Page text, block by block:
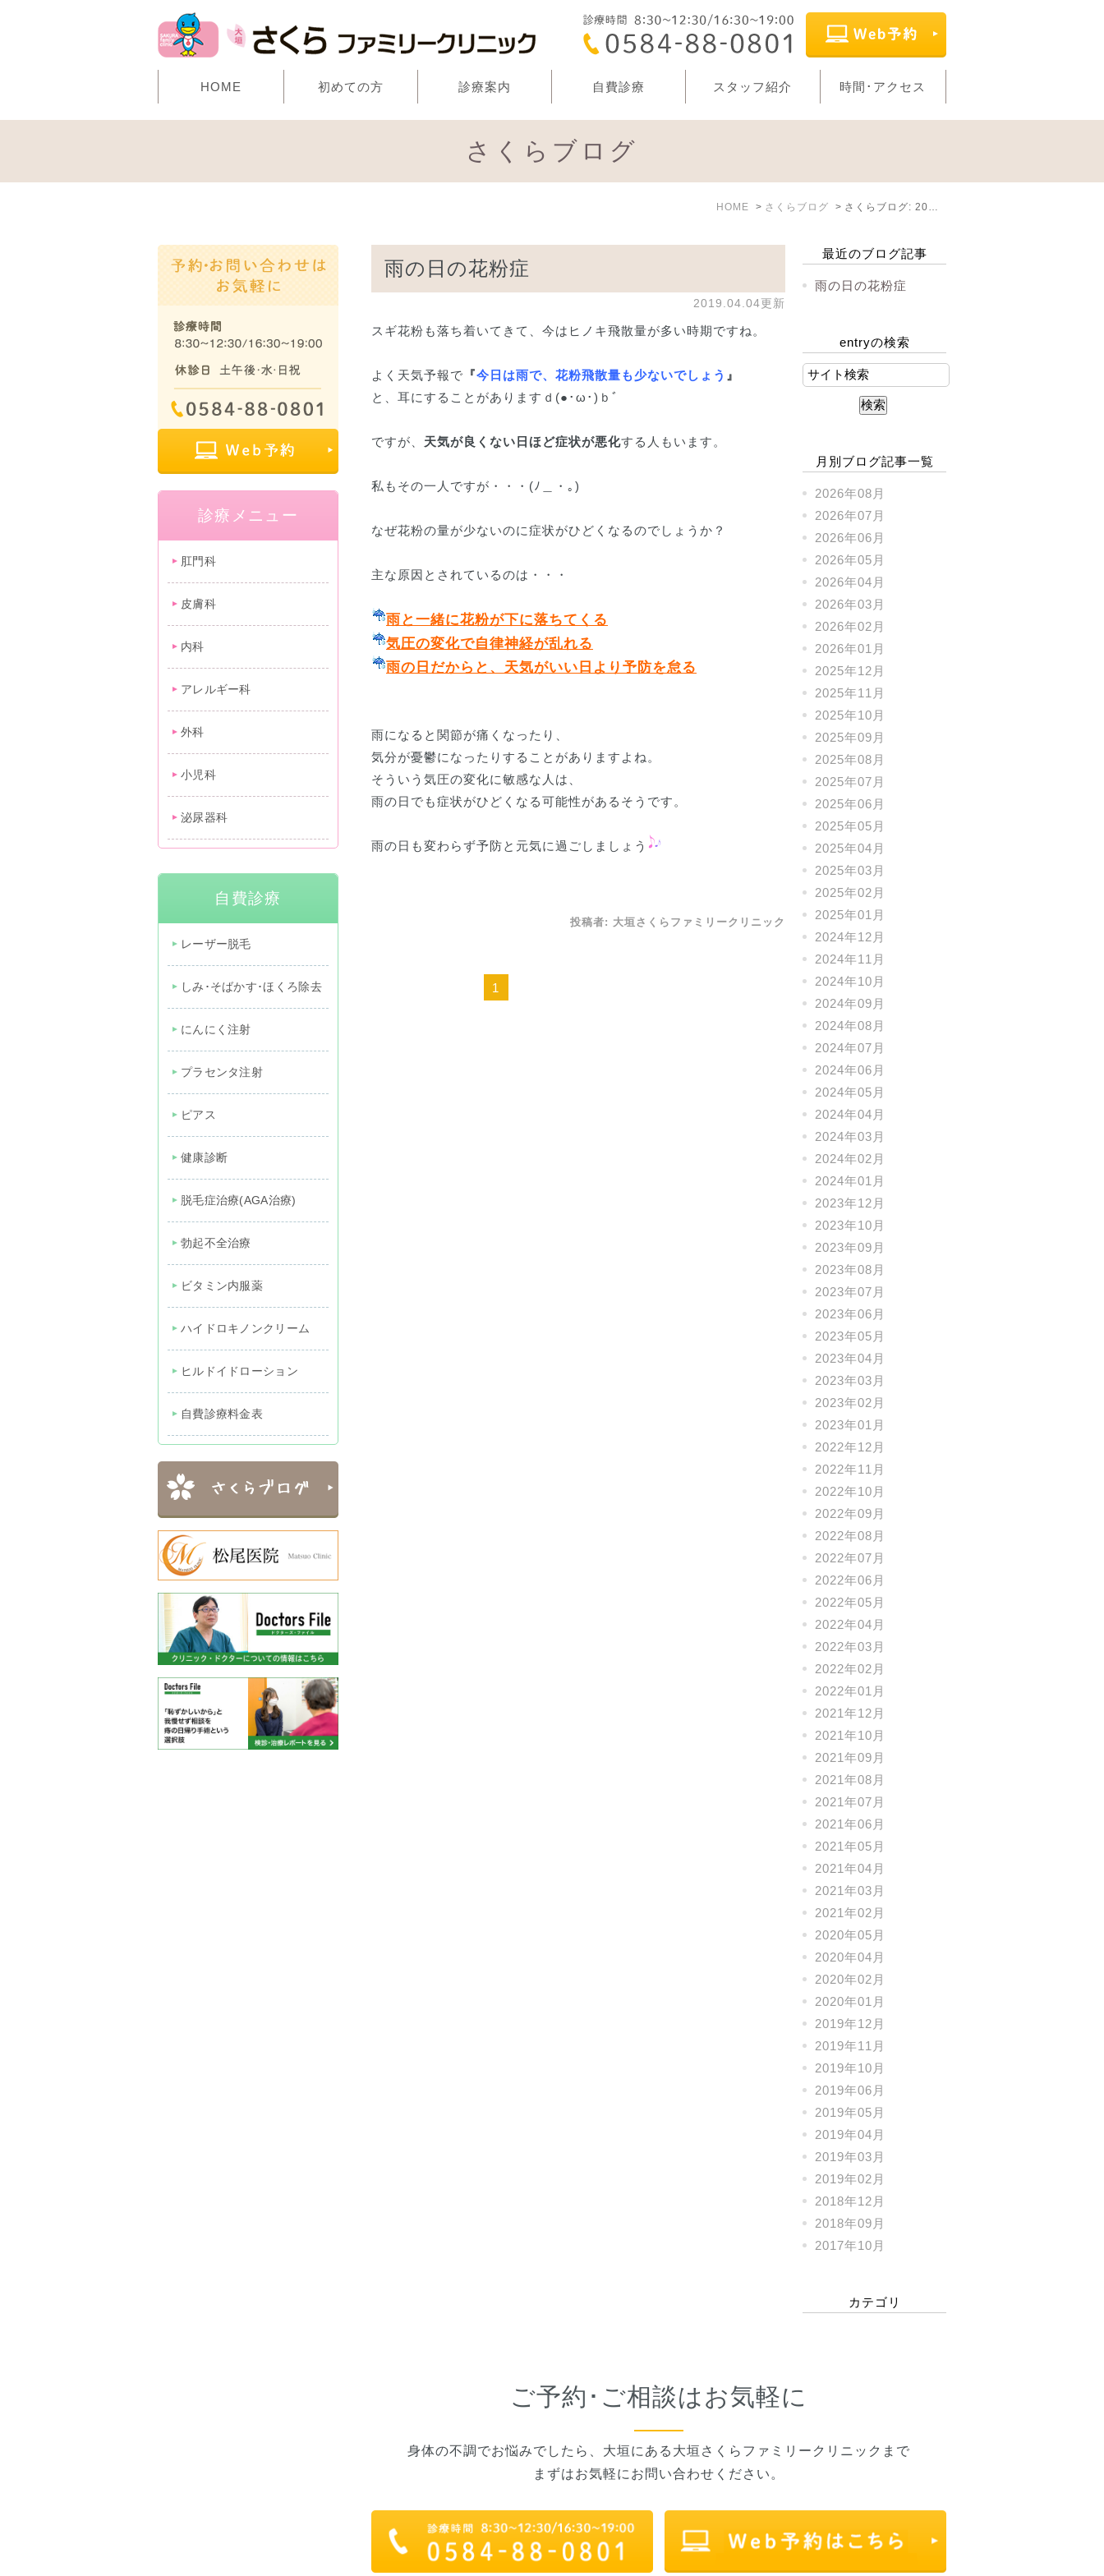
HOME 初めての方 診療案内 自費診療 スタッフ紹介 時間･アクセス
さくらブログ
HOME さくらブログ さくらブログ: 2019年4月
雨の日の花粉症
2019.04.04更新
スギ花粉も落ち着いてきて、今はヒノキ飛散量が多い時期ですね。
よく天気予報で 『今日は雨で、花粉飛散量も少ないでしょう 』
と、耳にすることがありますｄ(●･ω･)ｂﾞ
ですが、 天気が良くない日ほど症状が悪化する人もいます。
私もその一人ですが・・・(ﾉ＿・｡)
なぜ花粉の量が少ないのに症状がひどくなるのでしょうか？
主な原因とされているのは・・・
雨と一緒に花粉が下に落ちてくる
気圧の変化で自律神経が乱れる
雨の日だからと、天気がいい日より予防を怠る
雨になると関節が痛くなったり、
気分が憂鬱になったりすることがありますよね。
そういう気圧の変化に敏感な人は、
雨の日でも症状がひどくなる可能性があるそうです。
雨の日も変わらず予防と元気に過ごしましょう
投稿者: 大垣さくらファミリークリニック
1
最近のブログ記事
雨の日の花粉症
entryの検索
月別ブログ記事一覧
2026年08月
2026年07月
2026年06月
2026年05月
2026年04月
2026年03月
2026年02月
2026年01月
2025年12月
2025年11月
2025年10月
2025年09月
2025年08月
2025年07月
2025年06月
2025年05月
2025年04月
2025年03月
2025年02月
2025年01月
2024年12月
2024年11月
2024年10月
2024年09月
2024年08月
2024年07月
2024年06月
2024年05月
2024年04月
2024年03月
2024年02月
2024年01月
2023年12月
2023年10月
2023年09月
2023年08月
2023年07月
2023年06月
2023年05月
2023年04月
2023年03月
2023年02月
2023年01月
2022年12月
2022年11月
2022年10月
2022年09月
2022年08月
2022年07月
2022年06月
2022年05月
2022年04月
2022年03月
2022年02月
2022年01月
2021年12月
2021年10月
2021年09月
2021年08月
2021年07月
2021年06月
2021年05月
2021年04月
2021年03月
2021年02月
2020年05月
2020年04月
2020年02月
2020年01月
2019年12月
2019年11月
2019年10月
2019年06月
2019年05月
2019年04月
2019年03月
2019年02月
2018年12月
2018年09月
2017年10月
カテゴリ
ご予約･ご相談はお気軽に
身体の不調でお悩みでしたら、大垣にある大垣さくらファミリークリニックまで
まずはお気軽にお問い合わせください。
診療メニュー
肛門科
皮膚科
内科
アレルギー科
外科
小児科
泌尿器科
自費診療
レーザー脱毛
しみ･そばかす･ほくろ除去
にんにく注射
プラセンタ注射
ピアス
健康診断
脱毛症治療(AGA治療)
勃起不全治療
ビタミン内服薬
ハイドロキノンクリーム
ヒルドイドローション
自費診療料金表